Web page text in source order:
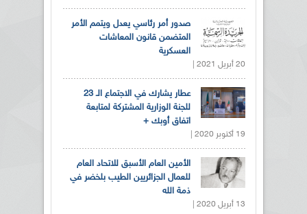
صدور أمر رئاسي يعدل ويتمم الأمر
المتضمن قانون المعاشات
العسكرية
20 أبريل 2021 |
عطار يشارك في الاجتماع الـ 23
للجنة الوزارية المشتركة لمتابعة
اتفاق أوبك +
19 أكتوبر 2020 |
الأمين العام الأسبق للاتحاد العام
للعمال الجزائريين الطيب بلخضر في
ذمة الله
13 أبريل 2020 |